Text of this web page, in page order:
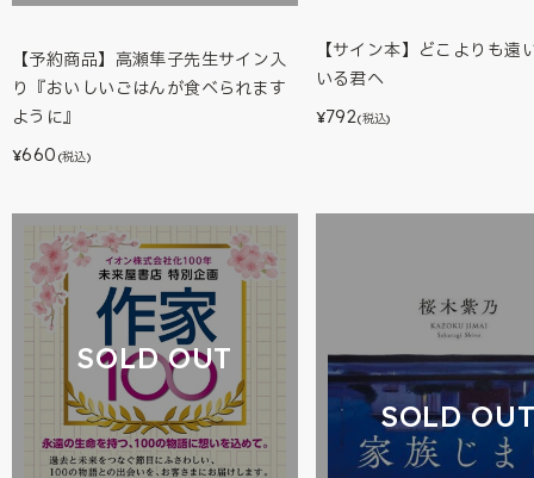
【予約商品】高瀬隼子先生サイン入
り『おいしいごはんが食べられます
ように』
¥660 (税込)
【サイン本】どこよりも遠
いる君へ
¥792(税込)
SOLD OUT
SOLD